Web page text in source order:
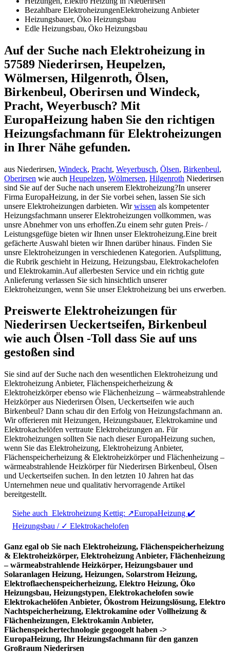
Bezahlbare ElektroheizungenElektroheizung Anbieter
Heizungsbauer, Öko Heizungsbau
Edle Heizungsbau, Öko Heizungsbau
Auf der Suche nach Elektroheizung in
57589 Niederirsen, Heupelzen,
Wölmersen, Hilgenroth, Ölsen,
Birkenbeul, Oberirsen und Windeck,
Pracht, Weyerbusch? Mit
EuropaHeizung haben Sie den richtigen
Heizungsfachmann für Elektroheizungen
in Ihrer Nähe gefunden.
aus Niederirsen, Windeck, Pracht, Weyerbusch, Ölsen, Birkenbeul,
Oberirsen wie auch Heupelzen, Wölmersen, Hilgenroth Niederirsen
sind Sie auf der Suche nach unserem Elektroheizung?In unserer
Firma EuropaHeizung, in der Sie vorbei sehen, lassen Sie sich
unsere Elektroheizungen darbieten. Wirwissen als kompetenter
Heizungsfachmann unserer Elektroheizungen vollkommen, was
unsre Abnehmer von uns erhoffen.Zu einem sehr guten Preis- /
Leistungsgefüge bieten wir Ihnen unser Elektroheizung.Eine breit
gefächerte Auswahl bieten wir Ihnen darüber hinaus. Finden Sie
unsre Elektroheizungen in verschiedenen Kategorien. Aufsplittung,
die Rubrik geschieht in Heizung, Heizungsbau, Elektrokachelofen
und Elektrokamin.Auf allerbesten Service und ein richtig gute
Anlieferung verlassen Sie sich hinsichtlich unserer
Elektroheizungen, wenn Sie unser Elektroheizung bei uns erwerben.
Preiswerte Elektroheizungen für
Niederirsen Ueckertseifen, Birkenbeul
wie auch Ölsen -Toll dass Sie auf uns
gestoßen sind
Sie sind auf der Suche nach den wesentlichen Elektroheizung und
Elektroheizung Anbieter, Flächenspeicherheizung &
Elektroheizkörper ebenso wie Flächenheizung – wärmeabstrahlende
Heizkörper aus Niederirsen Ölsen, Ueckertseifen wie auch
Birkenbeul? Dann schau dir den Erfolg von Heizungsfachmann an.
Wir offerieren mit Heizungen, Heizungsbauer, Elektrokamine und
Elektrokachelöfen vertraute Elektroheizungen an. Für
Elektroheizungen sollten Sie nach dieser EuropaHeizung suchen,
wenn Sie das Elektroheizung, Elektroheizung Anbieter,
Flächenspeicherheizung & Elektroheizkörper und Flächenheizung –
wärmeabstrahlende Heizkörper für Niederirsen Birkenbeul, Ölsen
und Ueckertseifen suchen. In den letzten 10 Jahren hat das
Unternehmen neue und qualitativ hervorragende Artikel
bereitgestellt.
Siehe auch Elektroheizung Kettig: ↗️EuropaHeizung ✔️
Heizungsbau / ✓ Elektrokachelofen
Ganz egal ob Sie nach Elektroheizung, Flächenspeicherheizung
& Elektroheizkörper, Elektroheizung Anbieter, Flächenheizung
– wärmeabstrahlende Heizkörper, Heizungsbauer und
Solaranlagen Heizung, Heizungen, Solarstrom Heizung,
Elektroflaechenspeicherheizung, Elektro Heizung, Öko
Heizungsbau, Heizungstypen, Elektrokachelofen sowie
Elektrokachelöfen Anbieter, Ökostrom Heizungslösung, Elektro
Nachtspeicherheizung, Elektrokamine oder Vollheizung &
Flächenheizungen, Elektrokamin Anbieter,
Flächenspeichertechnologie gegoogelt haben ->
EuropaHeizung, Ihr Heizungsfachmann für den ganzen
Großraum Niederirsen